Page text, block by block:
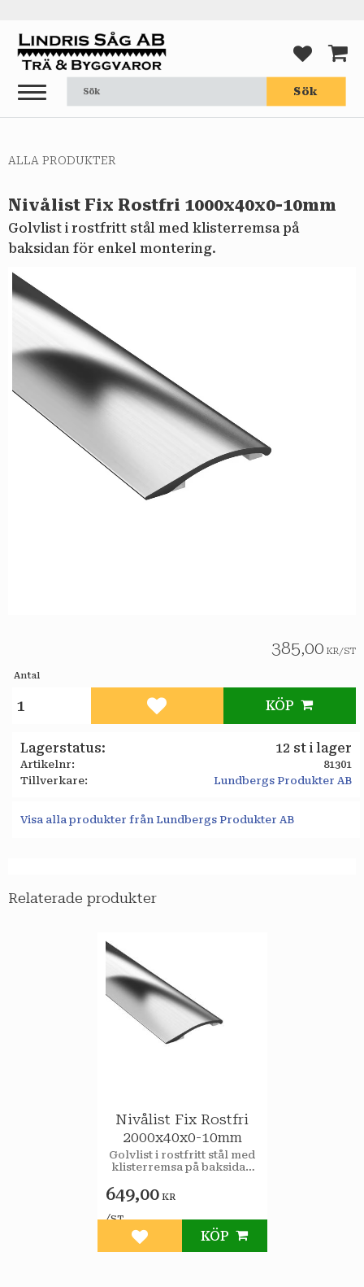
Meny
Sök
ALLA PRODUKTER
Nivålist Fix Rostfri 1000x40x0-10mm
Golvlist i rostfritt stål med klisterremsa på
baksidan för enkel montering.
385,00 KR/ST
Antal
KÖP
Lägg till i favoriter
Lagerstatus 12 st i lager
Artikelnr
81301
Tillverkare
Lundbergs Produkter AB
Visa alla produkter från Lundbergs Produkter AB
Relaterade produkter
Nivålist Fix Rostfri
2000x40x0-10mm
Golvlist i rostfritt stål med
klisterremsa på baksidan
649,00KR
/ST
Lägg till i favoriter
KÖP